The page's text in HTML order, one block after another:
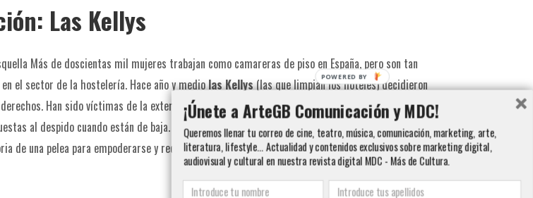
Las Kellys
Más de doscientas mil mujeres trabajan como camareras de piso en España, pero son tan
el sector de la hostelería. Hace año y mediolas Kellys(las que limpian los hoteles) decidieron
Han sido víctimas de la externalización y muchas de ellas se han quedado fuera de las plantillas de
al despido cuando están de baja. Las hemos seguido durante un año para contaros en Hotel
de una pelea para empoderarse y recuperar la dignidad.
¡Únete a ArteGB Comunicación y MDC!
Queremos llenar tu correo de cine, teatro, música, comunicación, marketing, arte,
literatura, lifestyle... Actualidad y contenidos exclusivos sobre marketing digital,
audiovisual y cultural en nuestra revista digital MDC - Más de Cultura.
POWERED BY